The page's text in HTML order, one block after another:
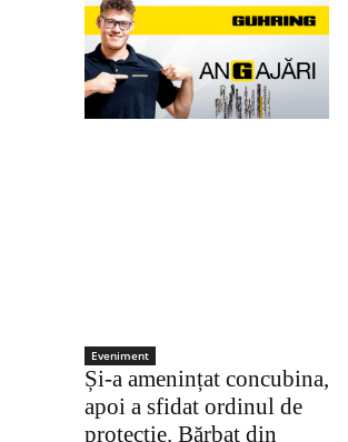
Eveniment
Și-a amenințat concubina,
apoi a sfidat ordinul de
protecție. Bărbat din